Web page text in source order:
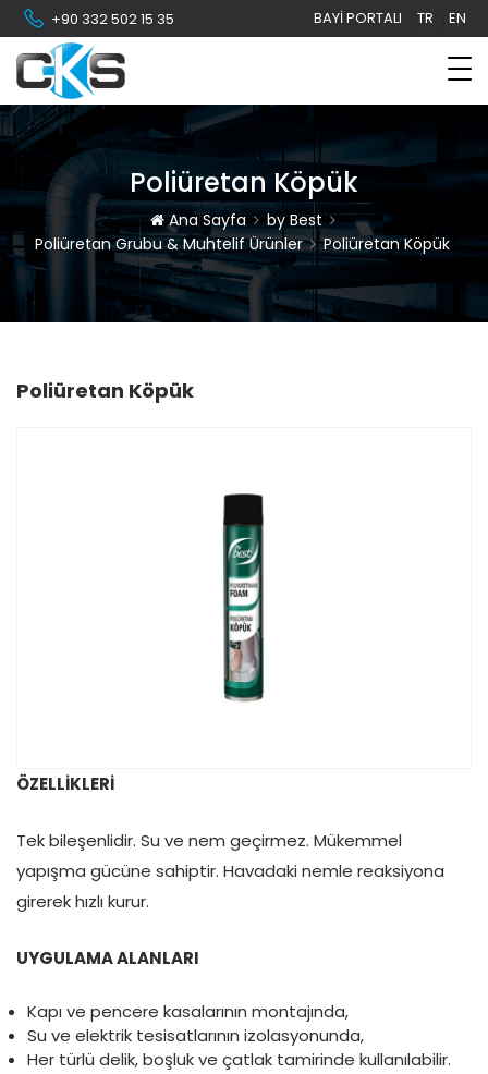
+90 332 502 15 35 BAYI PORTALI TR EN
Poliüretan Köpük
Ana Sayfa
by Best
Poliüretan Grubu & Muhtelif Ürünler
Poliüretan Köpük
Poliüretan Köpük
ÖZELLİKLERİ
Tek bileşenlidir. Su ve nem geçirmez. Mükemmel
yapışma gücüne sahiptir. Havadaki nemle reaksiyona
girerek hızlı kurur.
UYGULAMA ALANLARI
Kapı ve pencere kasalarının montajında,
Su ve elektrik tesisatlarının izolasyonunda,
Her türlü delik, boşluk ve çatlak tamirinde kullanılabilir.